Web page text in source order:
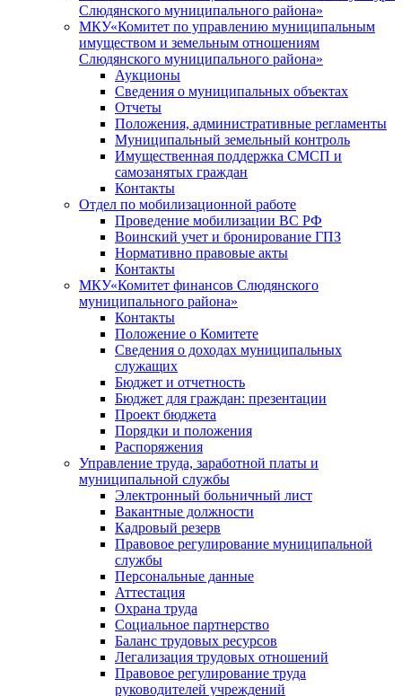
Слюдянского муниципального района»
МКУ«Комитет по управлению муниципальным
имуществом и земельным отношениям
Слюдянского муниципального района»
Аукционы
Сведения о муниципальных объектах
Отчеты
Положения, административные регламенты
Муниципальный земельный контроль
Имущественная поддержка СМСП и
самозанятых граждан
Контакты
Отдел по мобилизационной работе
Проведение мобилизации ВС РФ
Воинский учет и бронирование ГПЗ
Нормативно правовые акты
Контакты
МКУ«Комитет финансов Слюдянского
муниципального района»
Контакты
Положение о Комитете
Сведения о доходах муниципальных
служащих
Бюджет и отчетность
Бюджет для граждан: презентации
Проект бюджета
Порядки и положения
Распоряжения
Управление труда, заработной платы и
муниципальной службы
Электронный больничный лист
Вакантные должности
Кадровый резерв
Правовое регулирование муниципальной
службы
Персональные данные
Аттестация
Охрана труда
Социальное партнерство
Баланс трудовых ресурсов
Легализация трудовых отношений
Правовое регулирование труда
руководителей учреждений